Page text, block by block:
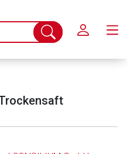
Suche
abschicken